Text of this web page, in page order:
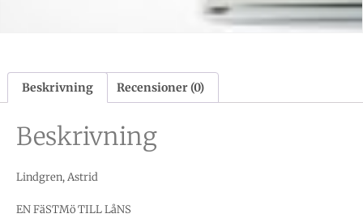
Beskrivning Recensioner (0)
Beskrivning
Lindgren, Astrid
EN FäSTMö TILL LåNS